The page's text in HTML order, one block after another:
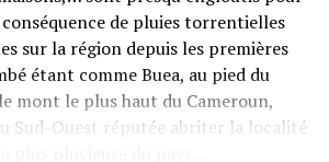
conséquence de pluies torrentielles
sur la région depuis les premières
étant comme Buea, au pied du
mont le plus haut du Cameroun,
Sud-Ouest réputée abriter la localité